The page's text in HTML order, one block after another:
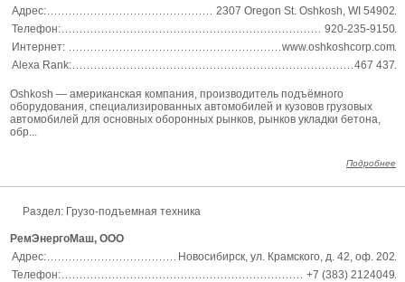
Адрес:
2307 Oregon St. Oshkosh, WI 54902
Телефон:
920-235-9150
Интернет:
www.oshkoshcorp.com
Alexa Rank:
467 437
Oshkosh — американская компания, производитель подъёмного
оборудования, специализированных автомобилей и кузовов грузовых
автомобилей для основных оборонных рынков, рынков укладки бетона,
обр...
Подробнее
Раздел: Грузо-подъемная техника
РемЭнергоМаш, ООО
Адрес:
Новосибирск, ул. Крамского, д. 42, оф. 202
Телефон:
+7 (383) 2124049